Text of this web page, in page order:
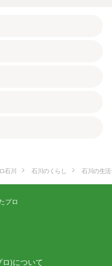
石川 石川のくらし 石川の生
プロ
)について